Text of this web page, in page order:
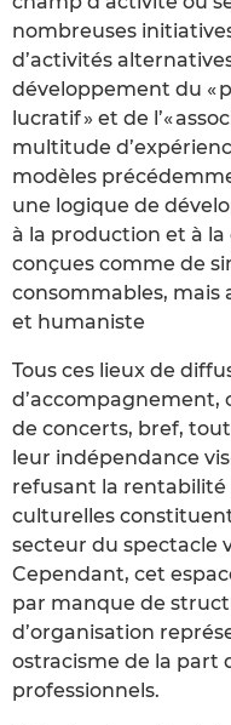
nombreuses
d’activités
développement du «
lucratif » et de l’«
multitude
modèles
une logique de
à la production et à
conçues comme de
consommables, mais
et humaniste
Tous ces lieux de
d’accompagnement,
de concerts, bref,
leur indépendance
refusant la
culturelles
secteur du spectacle
Cependant, cet
par manque de
d’organisation
ostracisme de la part
professionnels.